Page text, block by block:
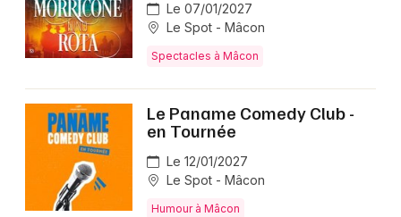
Le 07/01/2027
Le Spot - Mâcon
Spectacles à Mâcon
Le Paname Comedy Club -
en Tournée
Le 12/01/2027
Le Spot - Mâcon
Humour à Mâcon